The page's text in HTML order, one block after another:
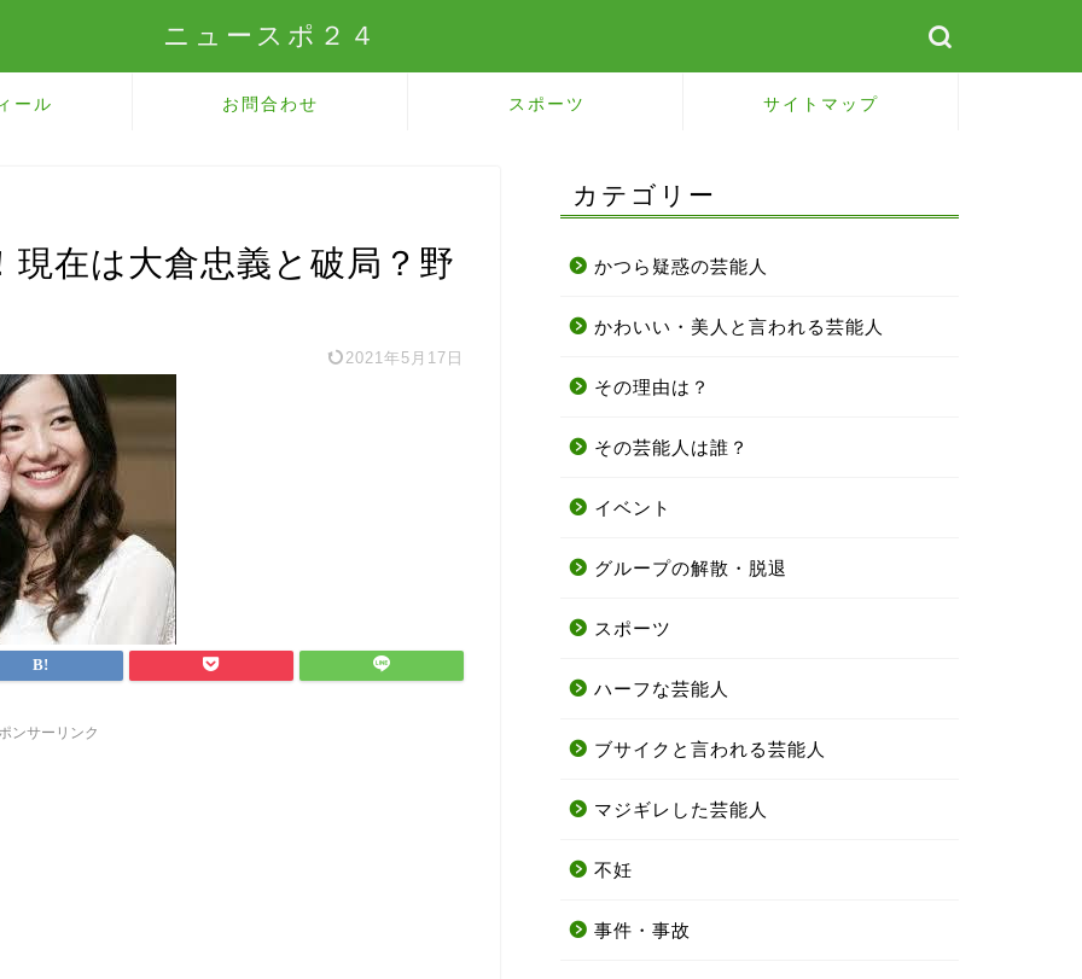
ニュースポ２４
ール お問合わせ スポーツ サイトマップ
現在は大倉忠義と破局？野
2021年5月17日
ンサーリンク
カテゴリー
かつら疑惑の芸能人
かわいい・美人と言われる芸能人
その理由は？
その芸能人は誰？
イベント
グループの解散・脱退
スポーツ
ハーフな芸能人
ブサイクと言われる芸能人
マジギレした芸能人
不妊
事件・事故